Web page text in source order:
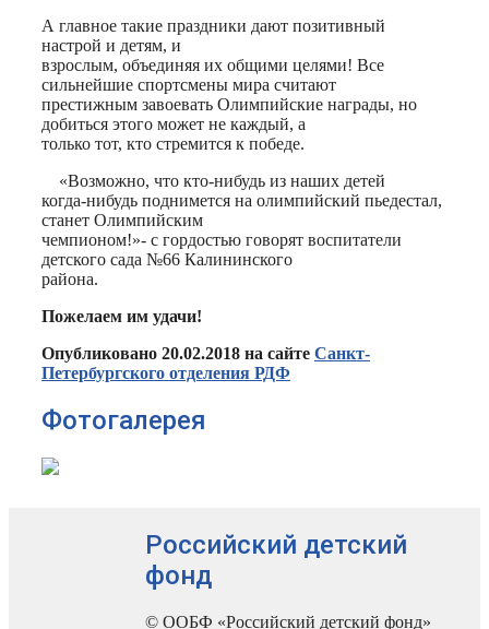
А главное такие праздники дают позитивный
настрой и детям, и
взрослым, объединяя их общими целями! Все
сильнейшие спортсмены мира считают
престижным завоевать Олимпийские награды, но
добиться этого может не каждый, а
только тот, кто стремится к победе.
«Возможно, что кто-нибудь из наших детей
когда-нибудь поднимется на олимпийский пьедестал,
станет Олимпийским
чемпионом!»- с гордостью говорят воспитатели
детского сада №66 Калининского
района.
Пожелаем им удачи!
Опубликовано 20.02.2018 на сайте Санкт-
Петербургского отделения РДФ
Фотогалерея
Российский детский
фонд
© ООБФ «Российский детский фонд»